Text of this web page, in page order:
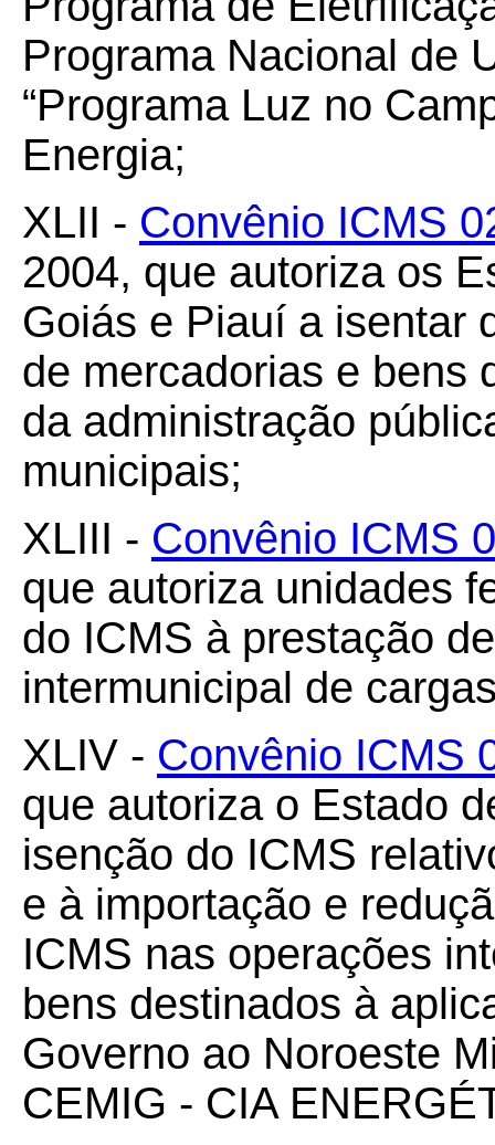
Programa Nacional de
“Programa Luz no
Energia;
XLII - Convênio ICMS
2004, que autoriza os
Goiás e Piauí a isentar
de mercadorias e bens
da administração
municipais;
XLIII - Convênio ICMS
que autoriza unidades
do ICMS à prestação
intermunicipal de
XLIV - Convênio ICMS
que autoriza o Estado
isenção do ICMS
e à importação e
ICMS nas operações
bens destinados à
Governo ao Noroeste
CEMIG - CIA